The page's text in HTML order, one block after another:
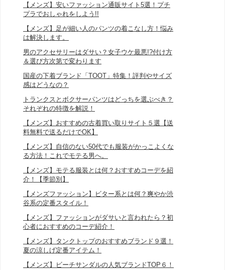
【メンズ】安いファッション通販サイト5選！プチ
プラでおしゃれをしよう!!
【メンズ】足が細い人のパンツの着こなし方！悩み
は解決します。
男のアクセサリーはダサい？女子ウケ最悪!?付け方
＆選び方次第で変わります
国産の下着ブランド「TOOT」特集！評判やサイズ
感はどうなの？
トランクスとボクサーパンツはどっちを選ぶべき？
それぞれの特徴を解説！
【メンズ】おすすめの古着買い取りサイト５選【送
料無料で送るだけでOK】
【メンズ】自信のない50代でも服装がかっこよくな
る方法！これでモテる男へ。
【メンズ】モテる服装とは何？おすすめコーデを紹
介！【季節別】
【メンズファッション】ビター系とは何？爽やか渋
谷系の定番スタイル！
【メンズ】ファッションがダサいと言われたら？初
心者におすすめのコーデ紹介！
【メンズ】タンクトップのおすすめブランド９選！
夏の涼しげ定番アイテム！
【メンズ】ビーチサンダルの人気ブランドTOP６！